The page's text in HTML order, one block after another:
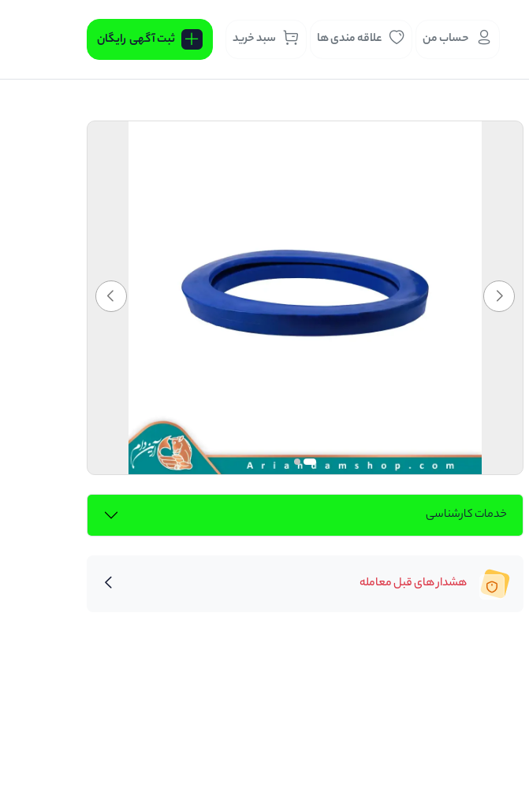
حساب من علاقه مندی ها سبد خرید ثبت آگهی رایگان
خدمات کارشناسی
هشدار های قبل معامله